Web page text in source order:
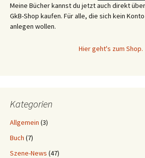
Meine Bücher kannst du jetzt auch direkt
GkB-Shop kaufen. Für alle, die sich kein
anlegen wollen.
Hier geht's zum Shop.
Kategorien
Allgemein (3)
Buch (7)
Szene-News (47)